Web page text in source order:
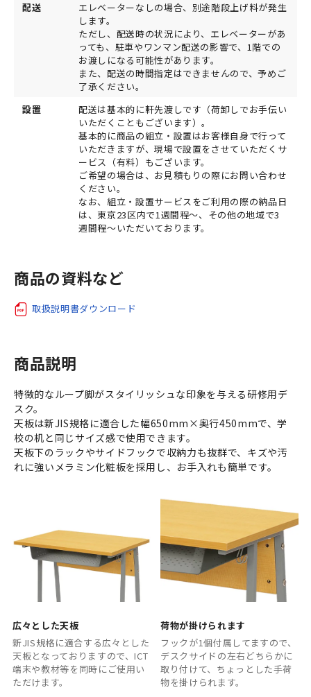
配送
エレベーターなしの場合、別途階段上げ料が発生
します。
ただし、配送時の状況により、エレベーターがあ
っても、駐車やワンマン配送の影響で、1階での
お渡しになる可能性があります。
また、配送の時間指定はできませんので、予めご
了承ください。
設置
配送は基本的に軒先渡しです（荷卸しでお手伝い
いただくこともございます）。
基本的に商品の組立・設置はお客様自身で行って
いただきますが、現場で設置をさせていただくサ
ービス（有料）もございます。
ご希望の場合は、お見積もりの際にお問い合わせ
ください。
なお、組立・設置サービスをご利用の際の納品日
は、東京23区内で1週間程～、その他の地域で3
週間程～いただいております。
商品の資料など
取扱説明書ダウンロード
商品説明
特徴的なループ脚がスタイリッシュな印象を与える研修用デ
スク。
天板は新JIS規格に適合した幅650mm×奥行450mmで、学
校の机と同じサイズ感で使用できます。
天板下のラックやサイドフックで収納力も抜群で、キズや汚
れに強いメラミン化粧板を採用し、お手入れも簡単です。
広々とした天板
新JIS規格に適合する広々とした
天板となっておりますので、ICT
端末や教材等を同時にご使用い
ただけます。
荷物が掛けられます
フックが1個付属してますので、
デスクサイドの左右どちらかに
取り付けて、ちょっとした手荷
物を掛けられます。